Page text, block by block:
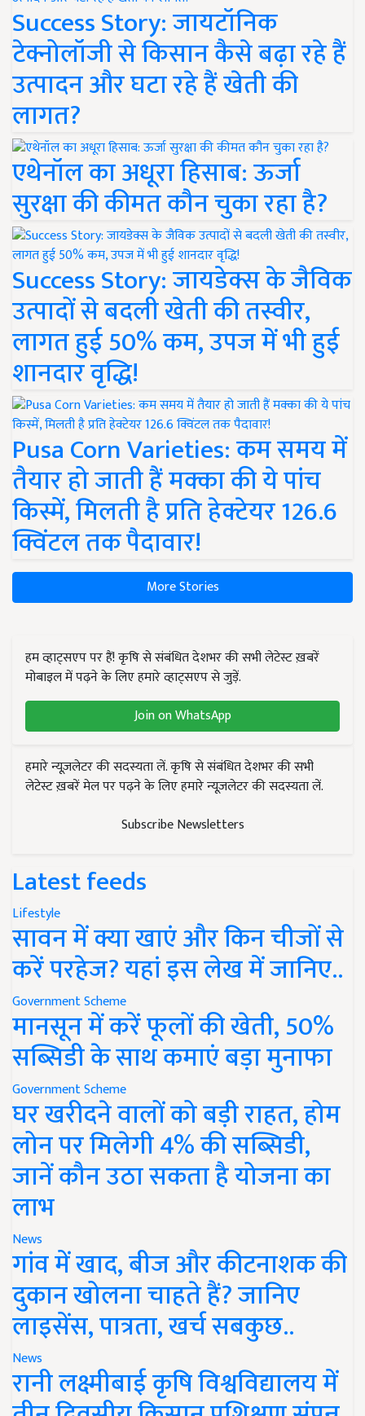
Success Story: जायटॉनिक
टेक्नोलॉजी से किसान कैसे बढ़ा रहे हैं
उत्पादन और घटा रहे हैं खेती की
लागत?
एथेनॉल का अधूरा हिसाब: ऊर्जा
सुरक्षा की कीमत कौन चुका रहा है?
Success Story: जायडेक्स के जैविक
उत्पादों से बदली खेती की तस्वीर,
लागत हुई 50% कम, उपज में भी हुई
शानदार वृद्धि!
Pusa Corn Varieties: कम समय में
तैयार हो जाती हैं मक्का की ये पांच
किस्में, मिलती है प्रति हेक्टेयर 126.6
क्विंटल तक पैदावार!
More Stories
हम व्हाट्सएप पर हैं! कृषि से संबंधित देशभर की सभी लेटेस्ट ख़बरें
मोबाइल में पढ़ने के लिए हमारे व्हाट्सएप से जुड़ें.
Join on WhatsApp
हमारे न्यूज़लेटर की सदस्यता लें. कृषि से संबंधित देशभर की सभी
लेटेस्ट ख़बरें मेल पर पढ़ने के लिए हमारे न्यूज़लेटर की सदस्यता लें.
Subscribe Newsletters
Latest feeds
Lifestyle
सावन में क्या खाएं और किन चीजों से
करें परहेज? यहां इस लेख में जानिए..
Government Scheme
मानसून में करें फूलों की खेती, 50%
सब्सिडी के साथ कमाएं बड़ा मुनाफा
Government Scheme
घर खरीदने वालों को बड़ी राहत, होम
लोन पर मिलेगी 4% की सब्सिडी,
जानें कौन उठा सकता है योजना का
लाभ
News
गांव में खाद, बीज और कीटनाशक की
दुकान खोलना चाहते हैं? जानिए
लाइसेंस, पात्रता, खर्च सबकुछ..
News
रानी लक्ष्मीबाई कृषि विश्वविद्यालय में